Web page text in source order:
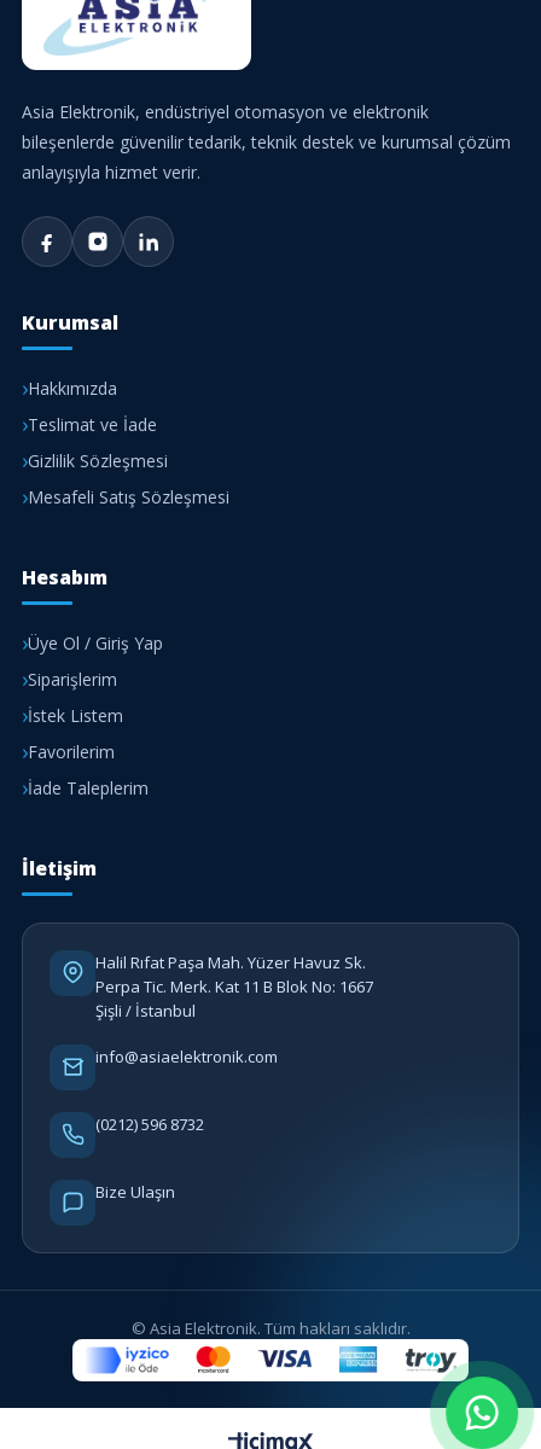
Asia Elektronik, endüstriyel otomasyon ve elektronik
bileşenlerde güvenilir tedarik, teknik destek ve kurumsal çözüm
anlayışıyla hizmet verir.
Kurumsal
Hakkımızda
Teslimat ve İade
Gizlilik Sözleşmesi
Mesafeli Satış Sözleşmesi
Hesabım
Üye Ol / Giriş Yap
Siparişlerim
İstek Listem
Favorilerim
İade Taleplerim
İletişim
Halil Rıfat Paşa Mah. Yüzer Havuz Sk.
Perpa Tic. Merk. Kat 11 B Blok No: 1667
Şişli / İstanbul
info@asiaelektronik.com
(0212) 596 8732
Bize Ulaşın
© Asia Elektronik. Tüm hakları saklıdır.